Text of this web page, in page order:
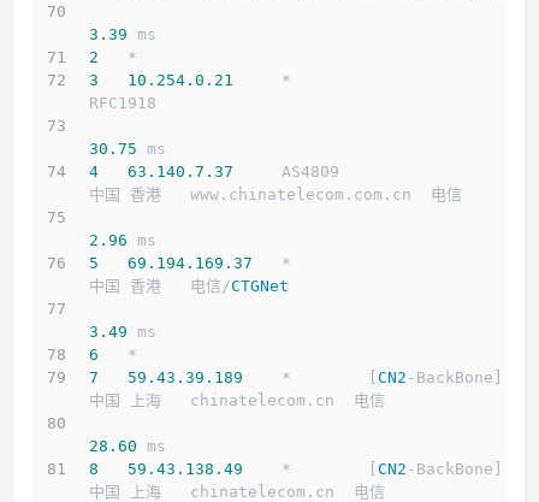
3.39 ms
2
   *
3
10.254 .0 .21
     *
RFC1918
30.75 ms
4
63.140 .7 .37
     AS4809
中国 香港   www.chinatelecom.com.cn  电信
2.96 ms
5
69.194 .169 .37
   *
中国 香港   电信/CTGNet
3.49 ms
6
   *
7
59.43 .39 .189
    *        [
CN2 -BackBone]
中国 上海   chinatelecom.cn  电信
28.60 ms
8
59.43 .138 .49
    *        [
CN2 -BackBone]
中国 上海   chinatelecom.cn  电信